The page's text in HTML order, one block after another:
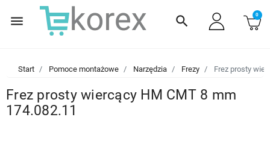
menu search 0
Start Pomoce montażowe Narzędzia Frezy Frez prosty
Frez prosty wiercący HM CMT 8 mm
174.082.11